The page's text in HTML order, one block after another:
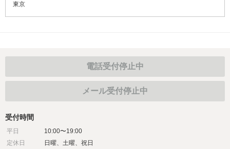
東京
電話受付停止中
メール受付停止中
受付時間
平日
10:00〜19:00
定休日
日曜、土曜、祝日